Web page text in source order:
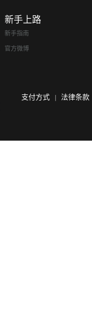
新手上路
新手指南
官方微博
支付方式 法律条款